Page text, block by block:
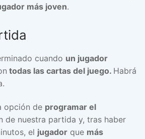
más joven.
cuando un jugador
todas las cartas del juego. Habrá
opción de programar el
de nuestra partida y, tras haber
el jugador que más